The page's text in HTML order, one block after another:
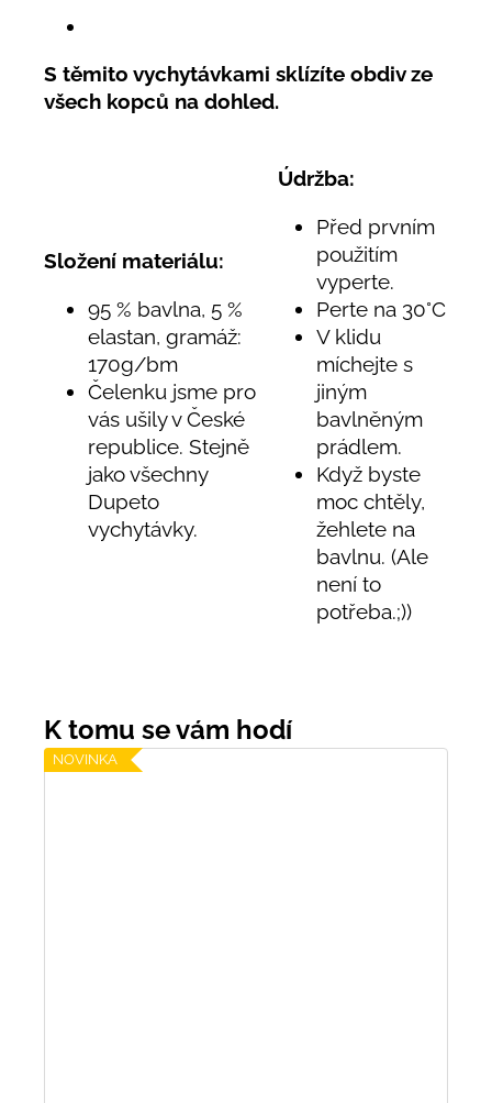
S těmito vychytávkami sklízíte obdiv ze
všech kopců na dohled.
Složení materiálu:
95 % bavlna, 5 %
elastan, gramáž:
170g/bm
Čelenku jsme pro
vás ušily v České
republice. Stejně
jako všechny
Dupeto
vychytávky.
Údržba:
Před prvním
použitím
vyperte.
Perte na 30°C
V klidu
míchejte s
jiným
bavlněným
prádlem.
Když byste
moc chtěly,
žehlete na
bavlnu. (Ale
není to
potřeba.;))
NOVINKA